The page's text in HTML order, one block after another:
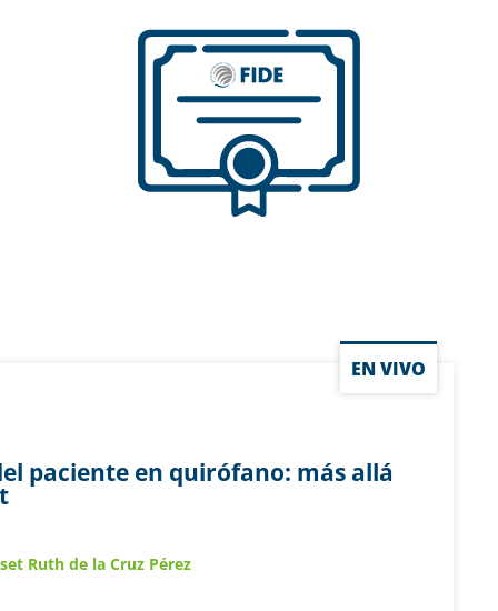
EN VIVO
paciente en quirófano: más allá
Ruth de la Cruz Pérez